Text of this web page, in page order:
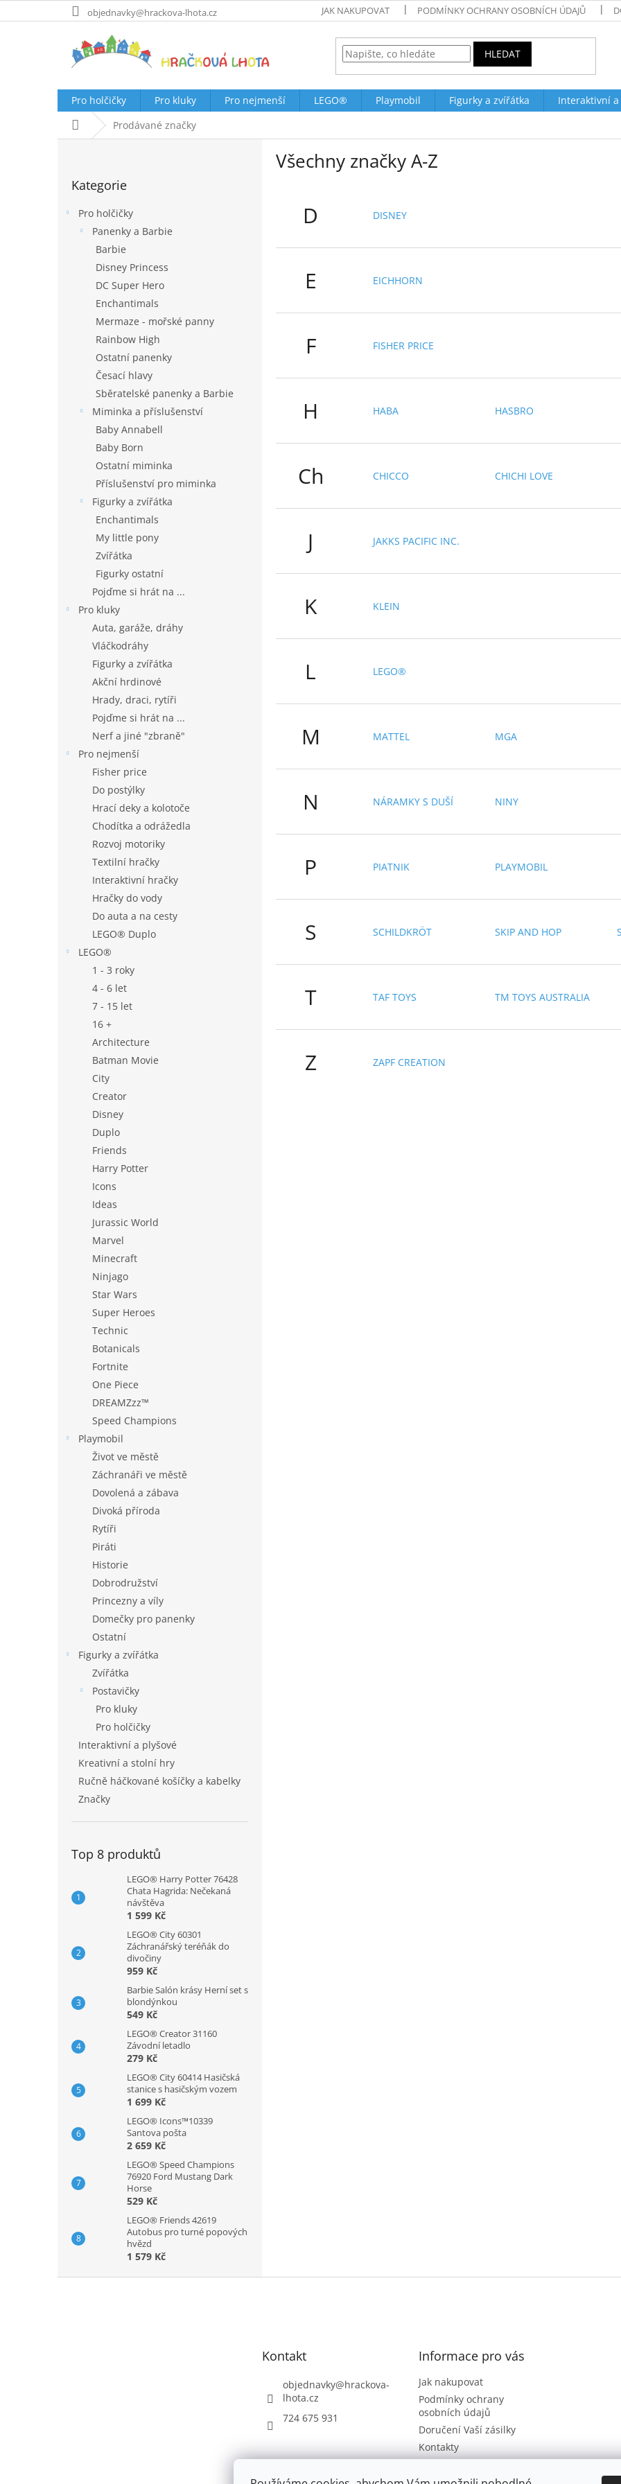
na
objednavky@hrackova-lhota.cz JAK NAKUPOVAT PODMÍNKY OCHRANY OSOBNÍCH ÚDAJŮ
HLEDAT
Pro holčičky Pro kluky Pro nejmenší LEGO® Playmobil Figurky a zvířátka Interaktivní a
Domů Prodávané značky
kategorie
Kategorie
Pro holčičky
Panenky a Barbie
Barbie
Disney Princess
DC Super Hero
Enchantimals
Mermaze - mořské panny
Rainbow High
Ostatní panenky
Česací hlavy
Sběratelské panenky a Barbie
Miminka a příslušenství
Baby Annabell
Baby Born
Ostatní miminka
Příslušenství pro miminka
Figurky a zvířátka
Enchantimals
My little pony
Zvířátka
Figurky ostatní
Pojďme si hrát na ...
Pro kluky
Auta, garáže, dráhy
Vláčkodráhy
Figurky a zvířátka
Akční hrdinové
Hrady, draci, rytíři
Pojďme si hrát na ...
Nerf a jiné "zbraně"
Pro nejmenší
Fisher price
Do postýlky
Hrací deky a kolotoče
Chodítka a odrážedla
Rozvoj motoriky
Textilní hračky
Interaktivní hračky
Hračky do vody
Do auta a na cesty
LEGO® Duplo
LEGO®
1 - 3 roky
4 - 6 let
7 - 15 let
16 +
Architecture
Batman Movie
City
Creator
Disney
Duplo
Friends
Harry Potter
Icons
Ideas
Jurassic World
Marvel
Minecraft
Ninjago
Star Wars
Super Heroes
Technic
Botanicals
Fortnite
One Piece
DREAMZzz™
Speed Champions
Playmobil
Život ve městě
Záchranáři ve městě
Dovolená a zábava
Divoká příroda
Rytíři
Piráti
Historie
Dobrodružství
Princezny a víly
Domečky pro panenky
Ostatní
Figurky a zvířátka
Zvířátka
Postavičky
Pro kluky
Pro holčičky
Interaktivní a plyšové
Kreativní a stolní hry
Ručně háčkované košíčky a kabelky
Značky
Top 8 produktů
LEGO® Harry Potter 76428
Chata Hagrida: Nečekaná
návštěva
1 599 Kč
LEGO® City 60301
Záchranářský teréňák do
divočiny
959 Kč
Barbie Salón krásy Herní set s
blondýnkou
549 Kč
LEGO® Creator 31160
Závodní letadlo
279 Kč
LEGO® City 60414 Hasičská
stanice s hasičským vozem
1 699 Kč
LEGO® Icons™10339
Santova pošta
2 659 Kč
LEGO® Speed Champions
76920 Ford Mustang Dark
Horse
529 Kč
LEGO® Friends 42619
Autobus pro turné popových
hvězd
1 579 Kč
Všechny značky A-Z
D DISNEY
E EICHHORN
F FISHER PRICE
H HABA HASBRO
Ch CHICCO CHICHI LOVE
J JAKKS PACIFIC INC.
K KLEIN
L LEGO®
M MATTEL MGA
N NÁRAMKY S DUŠÍ NINY
P PIATNIK PLAYMOBIL
S SCHILDKRÖT SKIP AND HOP
T TAF TOYS TM TOYS AUSTRALIA
Z ZAPF CREATION
Kontakt
objednavky@hrackova-
lhota.cz
724 675 931
Informace pro vás
Jak nakupovat
Podmínky ochrany
osobních údajů
Doručení Vaší zásilky
Kontakty